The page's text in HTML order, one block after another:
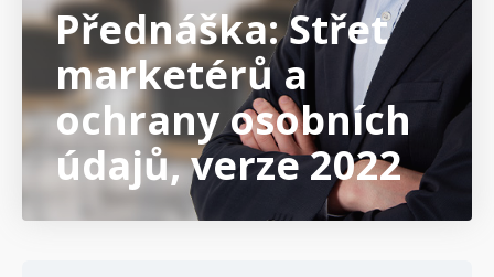
Přednáška: Střet
marketérů a
ochrany osobních
údajů, verze 2022